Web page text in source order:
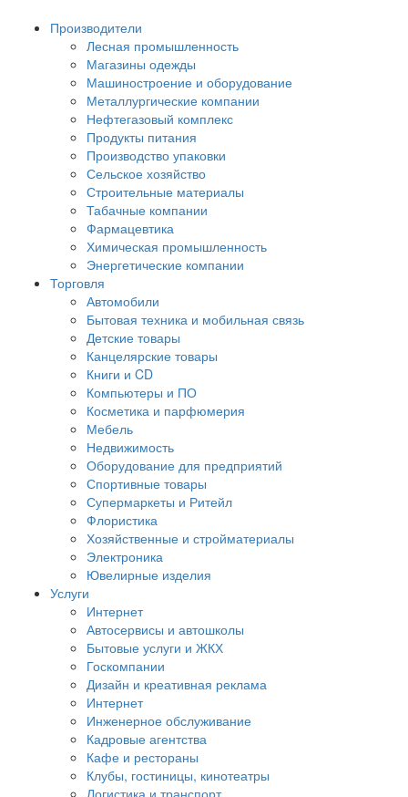
Производители
Лесная промышленность
Магазины одежды
Машиностроение и оборудование
Металлургические компании
Нефтегазовый комплекс
Продукты питания
Производство упаковки
Сельское хозяйство
Строительные материалы
Табачные компании
Фармацевтика
Химическая промышленность
Энергетические компании
Торговля
Автомобили
Бытовая техника и мобильная связь
Детские товары
Канцелярские товары
Книги и CD
Компьютеры и ПО
Косметика и парфюмерия
Мебель
Недвижимость
Оборудование для предприятий
Спортивные товары
Супермаркеты и Ритейл
Флористика
Хозяйственные и стройматериалы
Электроника
Ювелирные изделия
Услуги
Интернет
Автосервисы и автошколы
Бытовые услуги и ЖКХ
Госкомпании
Дизайн и креативная реклама
Интернет
Инженерное обслуживание
Кадровые агентства
Кафе и рестораны
Клубы, гостиницы, кинотеатры
Логистика и транспорт